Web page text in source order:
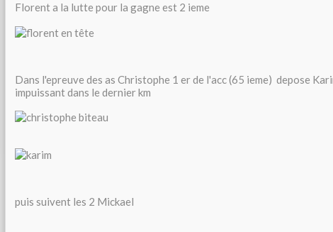
Florent a la lutte pour la gagne est 2 ieme
Dans l'epreuve des as Christophe 1 er de l'acc (65 ieme) depose
impuissant dans le dernier km
puis suivent les 2 Mickael